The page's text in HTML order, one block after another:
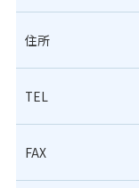
住所
TEL
FAX